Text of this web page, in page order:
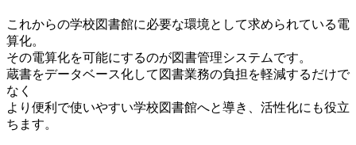
これからの学校図書館に必要な環境として求められている電
算化。
その電算化を可能にするのが図書管理システムです。
蔵書をデータベース化して図書業務の負担を軽減するだけで
なく
より便利で使いやすい学校図書館へと導き、活性化にも役立
ちます。